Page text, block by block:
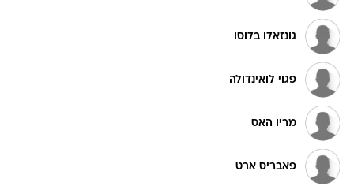
גונזאלו בלוסו
פגוי לואינדולה
מריו האס
פאבריס ארט